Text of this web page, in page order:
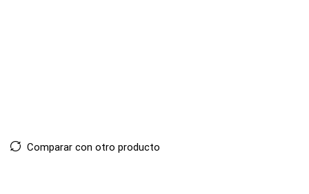
Comparar con otro producto